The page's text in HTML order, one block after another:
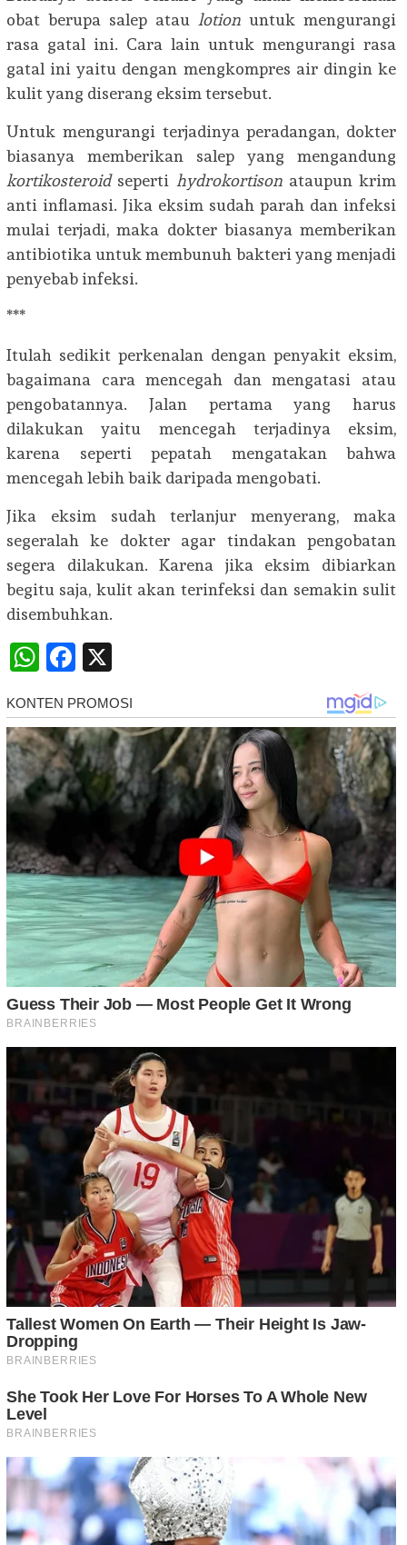
obat berupa salep atau lotion untuk mengurangi
rasa gatal ini. Cara lain untuk mengurangi rasa
gatal ini yaitu dengan mengkompres air dingin ke
kulit yang diserang eksim tersebut.
Untuk mengurangi terjadinya peradangan, dokter
biasanya memberikan salep yang mengandung
kortikosteroidseperti hydrokortisonataupun krim
anti inflamasi. Jika eksim sudah parah dan infeksi
mulai terjadi, maka dokter biasanya memberikan
antibiotika untuk membunuh bakteri yang menjadi
penyebab infeksi.
***
Itulah sedikit perkenalan dengan penyakit eksim,
bagaimana cara mencegah dan mengatasi atau
pengobatannya. Jalan pertama yang harus
dilakukan yaitu mencegah terjadinya eksim,
karena seperti pepatah mengatakan bahwa
mencegah lebih baik daripada mengobati.
Jika eksim sudah terlanjur menyerang, maka
segeralah ke dokter agar tindakan pengobatan
segera dilakukan. Karena jika eksim dibiarkan
begitu saja, kulit akan terinfeksi dan semakin sulit
disembuhkan.
WhatsApp
Facebook